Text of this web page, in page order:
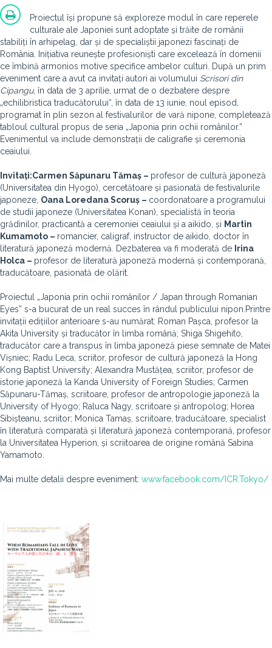
Proiectul își propune să exploreze modul în care reperele
culturale ale Japoniei sunt adoptate și trăite de românii
stabiliți în arhipelag, dar și de specialiștii japonezi fascinați de
România. Inițiativa reunește profesioniști care excelează în domenii
ce îmbină armonios motive specifice ambelor culturi. După un prim
eveniment care a avut ca invitați autori ai volumului Scrisori din
Cipangu, în data de 3 aprilie, urmat de o dezbatere despre
„echilibristica traducătorului“, în data de 13 iunie, noul episod,
programat în plin sezon al festivalurilor de vară nipone, completează
tabloul cultural propus de seria „Japonia prin ochii românilor.”
Evenimentul va include demonstrații de caligrafie și ceremonia
ceaiului.
Invitați:Carmen Săpunaru Tămaș – profesor de cultură japoneză
(Universitatea din Hyogo), cercetătoare și pasionată de festivalurile
japoneze, Oana Loredana Scoruș – coordonatoare a programului
de studii japoneze (Universitatea Konan), specialistă în teoria
grădinilor, practicantă a ceremoniei ceaiului și a aikido, și Martin
Kumamoto – romancier, caligraf, instructor de aikido, doctor în
literatură japoneză modernă. Dezbaterea va fi moderată de Irina
Holca – profesor de literatură japoneză modernă și contemporană,
traducătoare, pasionată de olărit.
Proiectul „Japonia prin ochii românilor / Japan through Romanian
Eyes” s-a bucurat de un real succes în rândul publicului nipon.Printre
invitații edițiilor anterioare s-au numărat: Roman Pașca, profesor la
Akita University și traducător în limba română; Shiga Shigehito,
traducător care a transpus în limba japoneză piese semnate de Matei
Vișniec; Radu Leca, scriitor, profesor de cultură japoneză la Hong
Kong Baptist University; Alexandra Mustățea, scriitor, profesor de
istorie japoneză la Kanda University of Foreign Studies; Carmen
Săpunaru-Tămaș, scriitoare, profesor de antropologie japoneză la
University of Hyogo; Raluca Nagy, scriitoare și antropolog; Horea
Sibișteanu, scriitor; Monica Tamaș, scriitoare, traducătoare, specialist
în literatură comparată și literatură japoneză contemporană, profesor
la Universitatea Hyperion, și scriitoarea de origine română Sabina
Yamamoto.
Mai multe detalii despre eveniment: www.facebook.com/ICR.Tokyo/